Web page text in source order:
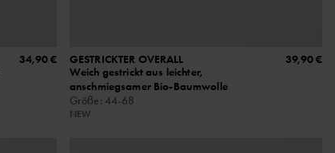
34,90 €
GESTRICKTER OVERALL
Weich gestrickt aus leichter,
anschmiegsamer Bio-Baumwolle
Größe: 44-68
NEW
39,90 €